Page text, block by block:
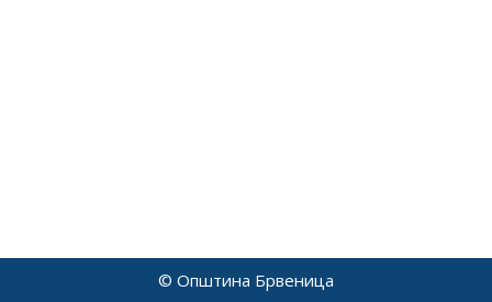
© Општина Брвеница